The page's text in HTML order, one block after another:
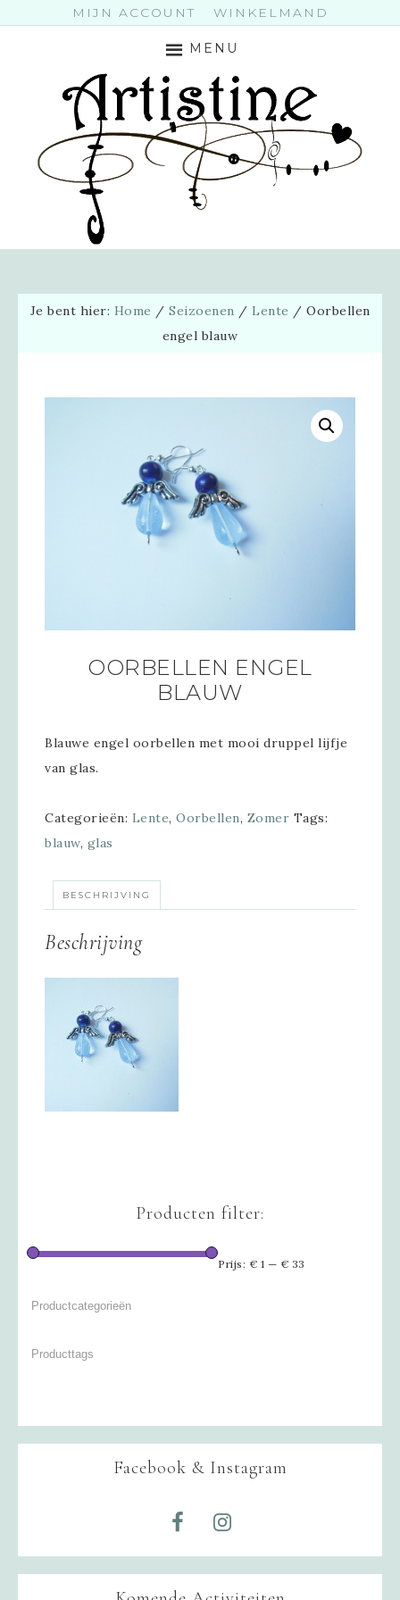
MIJN ACCOUNT WINKELMAND
MENU
Je bent hier: Home / Seizoenen / Lente / Oorbellen
engel blauw
OORBELLEN ENGEL
BLAUW
Blauwe engel oorbellen met mooi druppel lijfje
van glas.
Categorieën: Lente, Oorbellen, Zomer Tags:
blauw, glas
BESCHRIJVING
Beschrijving
Producten filter:
Prijs: € 1 — € 33
Facebook & Instagram